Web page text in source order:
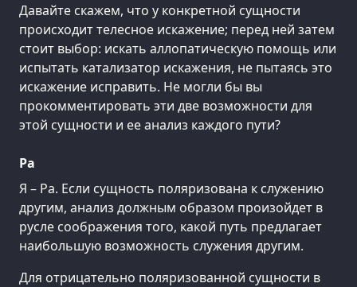
Давайте скажем, что у конкретной сущности
происходит телесное искажение; перед ней затем
стоит выбор: искать аллопатическую помощь или
испытать катализатор искажения, не пытаясь это
искажение исправить. Не могли бы вы
прокомментировать эти две возможности для
этой сущности и ее анализ каждого пути?
Ра
Я – Ра. Если сущность поляризована к служению
другим, анализ должным образом произойдет в
русле соображения того, какой путь предлагает
наибольшую возможность служения другим.
Для отрицательно поляризованной сущности в